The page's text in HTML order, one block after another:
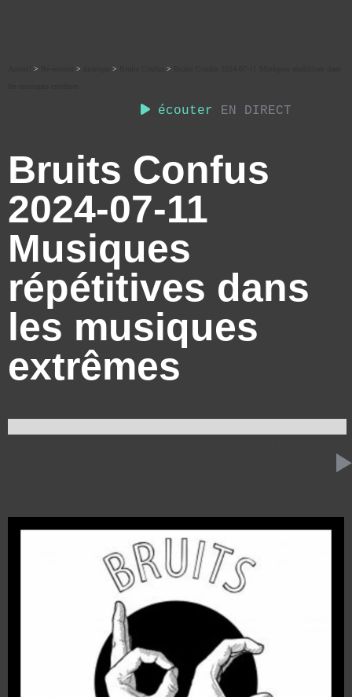
écouter EN DIRECT
> > > >
Bruits Confus
2024-07-11
Musiques
répétitives dans
les musiques
extrêmes